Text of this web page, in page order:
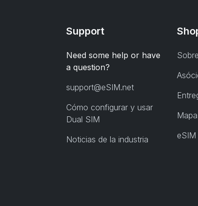
Support
Need some help or have
a question?
support@eSIM.net
Cómo configurar y usar
Dual SIM
Noticias de la industria